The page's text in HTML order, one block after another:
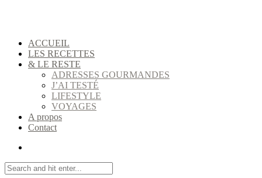
ACCUEIL
LES RECETTES
& LE RESTE
ADRESSES GOURMANDES
J’AI TESTÉ
LIFESTYLE
VOYAGES
A propos
Contact